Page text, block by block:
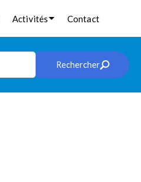
Activités Contact
Rechercher